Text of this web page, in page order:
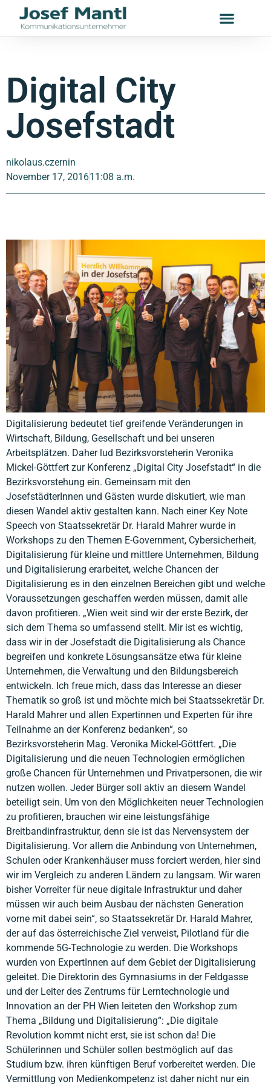
Digital City
Josefstadt
nikolaus.czernin
November 17, 201611:08 a.m.
Digitalisierung bedeutet tief greifende Veränderungen in
Wirtschaft, Bildung, Gesellschaft und bei unseren
Arbeitsplätzen. Daher lud Bezirksvorsteherin Veronika
Mickel-Göttfert zur Konferenz „Digital City Josefstadt“ in die
Bezirksvorstehung ein. Gemeinsam mit den
JosefstädterInnen und Gästen wurde diskutiert, wie man
diesen Wandel aktiv gestalten kann. Nach einer Key Note
Speech von Staatssekretär Dr. Harald Mahrer wurde in
Workshops zu den Themen E-Government, Cybersicherheit,
Digitalisierung für kleine und mittlere Unternehmen, Bildung
und Digitalisierung erarbeitet, welche Chancen der
Digitalisierung es in den einzelnen Bereichen gibt und welche
Voraussetzungen geschaffen werden müssen, damit alle
davon profitieren. „Wien weit sind wir der erste Bezirk, der
sich dem Thema so umfassend stellt. Mir ist es wichtig,
dass wir in der Josefstadt die Digitalisierung als Chance
begreifen und konkrete Lösungsansätze etwa für kleine
Unternehmen, die Verwaltung und den Bildungsbereich
entwickeln. Ich freue mich, dass das Interesse an dieser
Thematik so groß ist und möchte mich bei Staatssekretär Dr.
Harald Mahrer und allen Expertinnen und Experten für ihre
Teilnahme an der Konferenz bedanken“, so
Bezirksvorsteherin Mag. Veronika Mickel-Göttfert. „Die
Digitalisierung und die neuen Technologien ermöglichen
große Chancen für Unternehmen und Privatpersonen, die wir
nutzen wollen. Jeder Bürger soll aktiv an diesem Wandel
beteiligt sein. Um von den Möglichkeiten neuer Technologien
zu profitieren, brauchen wir eine leistungsfähige
Breitbandinfrastruktur, denn sie ist das Nervensystem der
Digitalisierung. Vor allem die Anbindung von Unternehmen,
Schulen oder Krankenhäuser muss forciert werden, hier sind
wir im Vergleich zu anderen Ländern zu langsam. Wir waren
bisher Vorreiter für neue digitale Infrastruktur und daher
müssen wir auch beim Ausbau der nächsten Generation
vorne mit dabei sein“, so Staatssekretär Dr. Harald Mahrer,
der auf das österreichische Ziel verweist, Pilotland für die
kommende 5G-Technologie zu werden. Die Workshops
wurden von ExpertInnen auf dem Gebiet der Digitalisierung
geleitet. Die Direktorin des Gymnasiums in der Feldgasse
und der Leiter des Zentrums für Lerntechnologie und
Innovation an der PH Wien leiteten den Workshop zum
Thema „Bildung und Digitalisierung“: „Die digitale
Revolution kommt nicht erst, sie ist schon da! Die
Schülerinnen und Schüler sollen bestmöglich auf das
Studium bzw. ihren künftigen Beruf vorbereitet werden. Die
Vermittlung von Medienkompetenz ist daher nicht nur ein